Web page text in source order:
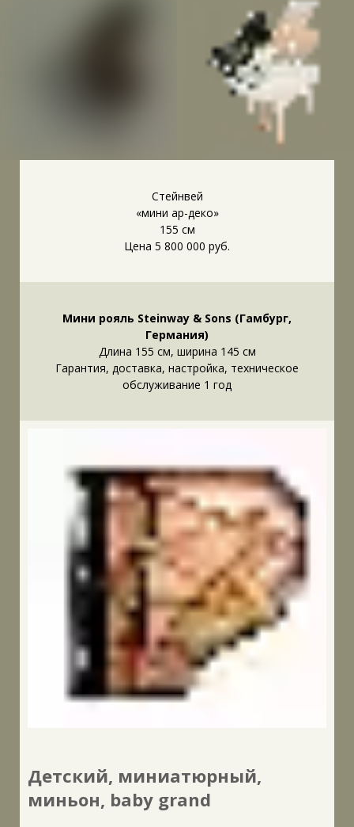
Стейнвей
«мини ар-деко»
155 см
Цена 5 800 000 руб.
Мини рояль Steinway & Sons (Гамбург,
Германия)
Длина 155 см, ширина 145 см
Гарантия, доставка, настройка, техническое
обслуживание 1 год
Детский, миниатюрный,
миньон, baby grand